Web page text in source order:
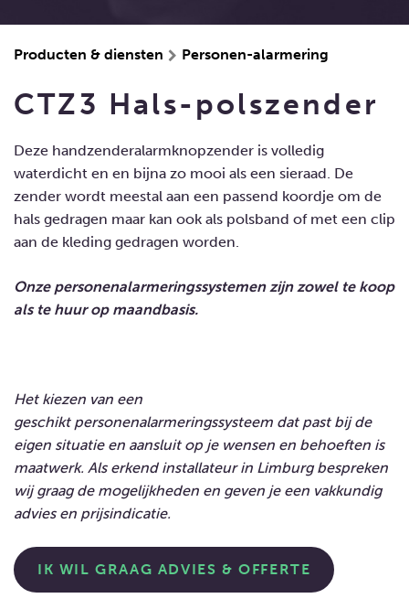
Producten & diensten Personen-alarmering
CTZ3 Hals-polszender
Deze handzenderalarmknopzender is volledig
waterdicht en en bijna zo mooi als een sieraad. De
zender wordt meestal aan een passend koordje om de
hals gedragen maar kan ook als polsband of met een clip
aan de kleding gedragen worden.
Onze personenalarmeringssystemen zijn zowel te koop
als te huur op maandbasis.
Het kiezen van een
geschikt personenalarmeringssysteem dat past bij de
eigen situatie en aansluit op je wensen en behoeften is
maatwerk. Als erkend installateur in Limburg bespreken
wij graag de mogelijkheden en geven je een vakkundig
advies en prijsindicatie.
IK WIL GRAAG ADVIES & OFFERTE